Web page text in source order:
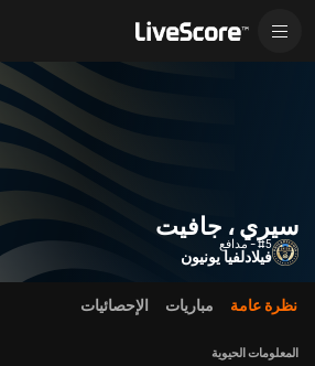
سيري ، جافيت
#5 - مدافع
فيلادلفيا يونيون
نظرة عامة مباريات الإحصائيات
المعلومات الحيوية